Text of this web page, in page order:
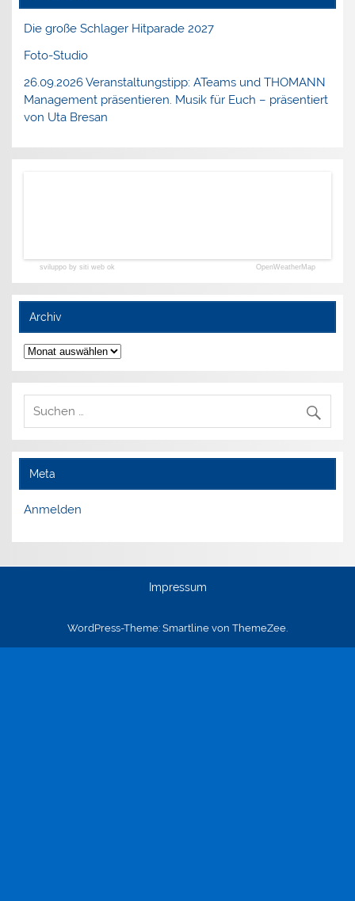
Die große Schlager Hitparade 2027
Foto-Studio
26.09.2026 Veranstaltungstipp: ATeams und THOMANN
Management präsentieren. Musik für Euch – präsentiert
von Uta Bresan
sviluppo by siti web ok OpenWeatherMap
Archiv
Archiv
Meta
Anmelden
Impressum
WordPress-Theme: Smartline von ThemeZee.